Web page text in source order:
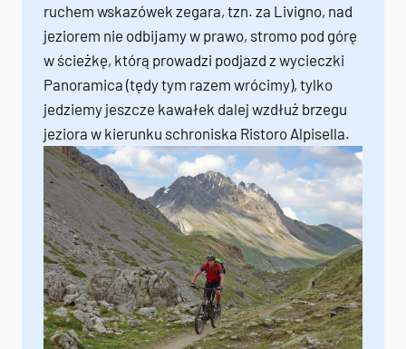
ruchem wskazówek zegara, tzn. za Livigno, nad
jeziorem nie odbijamy w prawo, stromo pod górę
w ścieżkę, którą prowadzi podjazd z wycieczki
Panoramica (tędy tym razem wrócimy), tylko
jedziemy jeszcze kawałek dalej wzdłuż brzegu
jeziora w kierunku schroniska Ristoro Alpisella.